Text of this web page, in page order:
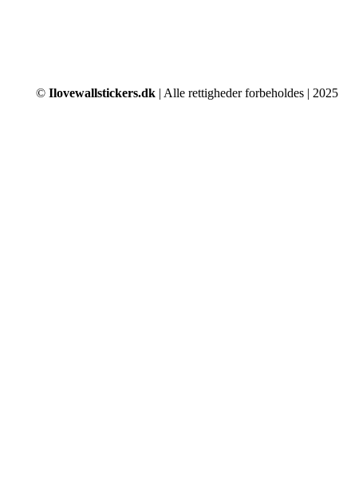
©Ilovewallstickers.dk| Alle rettigheder forbeholdes | 2025